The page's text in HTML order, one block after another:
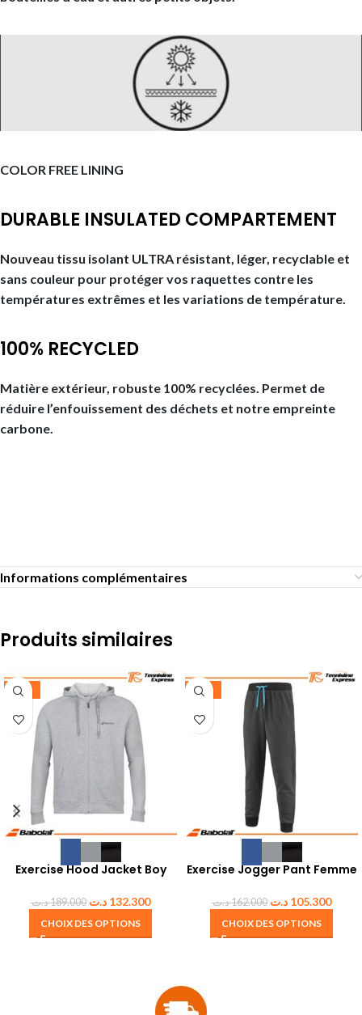
COLOR FREE LINING
DURABLE INSULATED COMPARTEMENT
Nouveau tissu isolant ULTRA résistant, léger, recyclable et
sans couleur pour protéger vos raquettes contre les
températures extrêmes et les variations de température.
100% RECYCLED
Matière extérieur, robuste 100% recyclées. Permet de
réduire l’enfouissement des déchets et notre empreinte
carbone.
Informations complémentaires
Produits similaires
-30%
Exercise Hood Jacket Boy
189.000د.ت 132.300 د.ت
CHOIX DES OPTIONS
-35%
Exercise Jogger Pant Femme
162.000د.ت 105.300 د.ت
CHOIX DES OPTIONS